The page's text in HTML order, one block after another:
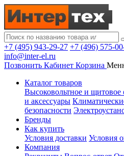
+7 (495) 943-29-27 +7 (496) 575-
info@inter-el.ru
Позвонить Кабинет Корзина
Каталог товаров
Высоковольтное и щитовое
и аксессуары
безопасности
Бренды
Как купить
Условия доставки Условия
Компания